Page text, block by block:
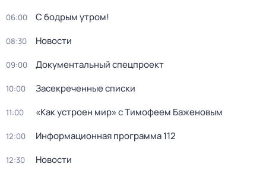
06:00 С бодрым утром!
08:30 Новости
09:00 Документальный спецпроект
10:00 Зaceкрeченные списки
11:00 «Как устроен мир» с Тимофеем Баженовым
12:00 Информационная программа 112
12:30 Новости